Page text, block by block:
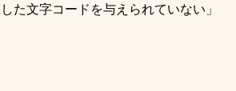
た文字コードを与えられていない」